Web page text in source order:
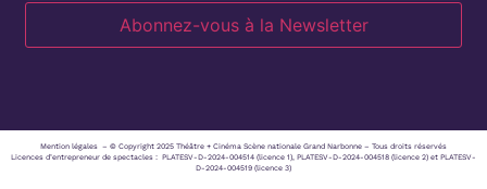
Mention légales – © Copyright 2025 Théâtre + Cinéma Scène nationale Grand Narbonne – Tous droits réservés
Licences d’entrepreneur de spectacles : PLATESV-D-2024-004514 (licence 1), PLATESV-D-2024-004518 (licence 2) et PLATESV-
D-2024-004519 (licence 3)